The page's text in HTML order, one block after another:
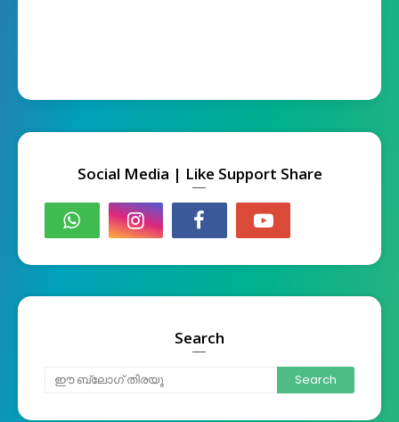
Social Media | Like Support Share
Search